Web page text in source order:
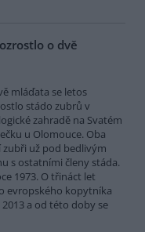
o dvě
mláďata se letos
stádo zubrů v
zahradě na Svatém
u Olomouce. Oba
zubři už pod bedlivým
s ostatními členy stáda.
1973. O třináct let
evropského kopytníka
a od této doby se